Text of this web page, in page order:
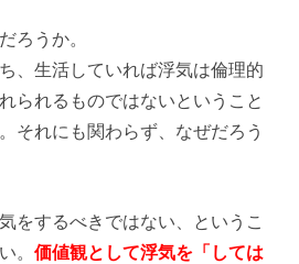
ろうか。
、生活していれば浮気は倫理的
られるものではないということ
それにも関わらず、なぜだろう
をするべきではない、というこ
。価値観として浮気を「しては